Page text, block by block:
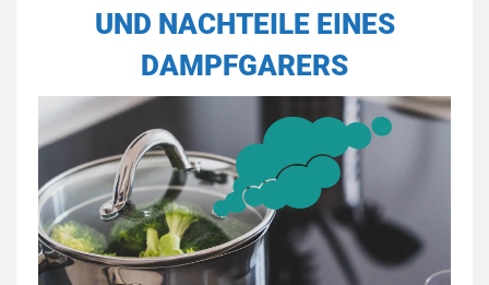
UND NACHTEILE EINES
DAMPFGARERS